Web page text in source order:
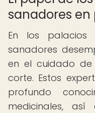
sanadores
En los palacios
sanadores
en el cuidado
corte. Estos
profundo
medicinales,